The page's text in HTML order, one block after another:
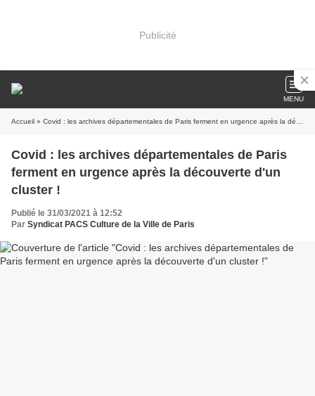
Publicité
MENU
Accueil » Covid : les archives départementales de Paris ferment en urgence après la découverte d'un cluster !
Covid : les archives départementales de Paris
ferment en urgence après la découverte d'un
cluster !
Publié le 31/03/2021 à 12:52
Par Syndicat PACS Culture de la Ville de Paris